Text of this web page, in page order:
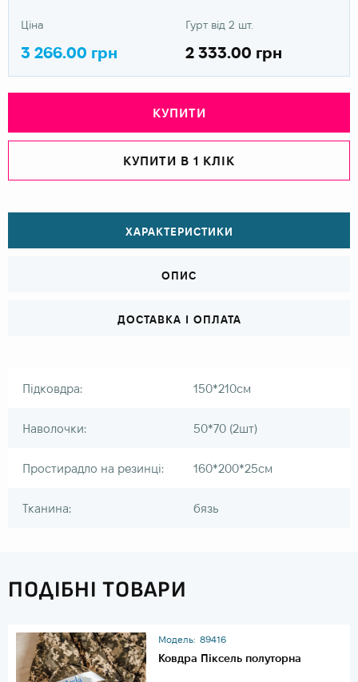
Ціна
3 266.00 грн
Гурт від 2 шт.
2 333.00 грн
КУПИТИ
КУПИТИ В 1 КЛІК
ХАРАКТЕРИСТИКИ
ОПИС
ДОСТАВКА І ОПЛАТА
Підковдра: 150*210см
Наволочки: 50*70 (2шт)
Простирадло на резинці: 160*200*25см
Тканина: бязь
ПОДІБНІ ТОВАРИ
Модель: 89416
Ковдра Піксель полуторна